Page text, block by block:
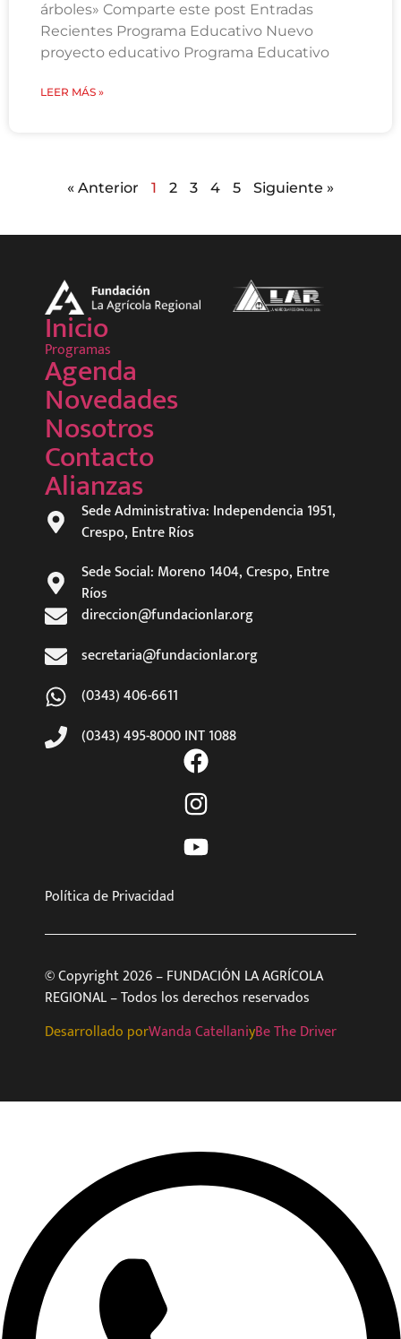
árboles» Comparte este post Entradas
Recientes Programa Educativo Nuevo
proyecto educativo Programa Educativo
LEER MÁS »
« Anterior 1 2 3 4 5 Siguiente »
Inicio
Programas
Agenda
Novedades
Nosotros
Contacto
Alianzas
Sede Administrativa: Independencia 1951,
Crespo, Entre Ríos
Sede Social: Moreno 1404, Crespo, Entre
Ríos
direccion@fundacionlar.org
secretaria@fundacionlar.org
(0343) 406-6611
(0343) 495-8000 INT 1088
Política de Privacidad
© Copyright 2026 – FUNDACIÓN LA AGRÍCOLA
REGIONAL – Todos los derechos reservados
Desarrollado porWanda CatellaniyBe The Driver